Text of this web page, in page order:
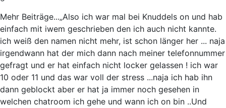
Mehr Beiträge...„Also ich war mal bei Knuddels on und hab
einfach mit iwem geschrieben den ich auch nicht kannte.
ich weiß den namen nicht mehr, ist schon länger her ... naja
irgendwann hat der mich dann nach meiner telefonnummer
gefragt und er hat einfach nicht locker gelassen ! ich war
10 oder 11 und das war voll der stress ...naja ich hab ihn
dann geblockt aber er hat ja immer noch gesehen in
welchen chatroom ich gehe und wann ich on bin ..Und